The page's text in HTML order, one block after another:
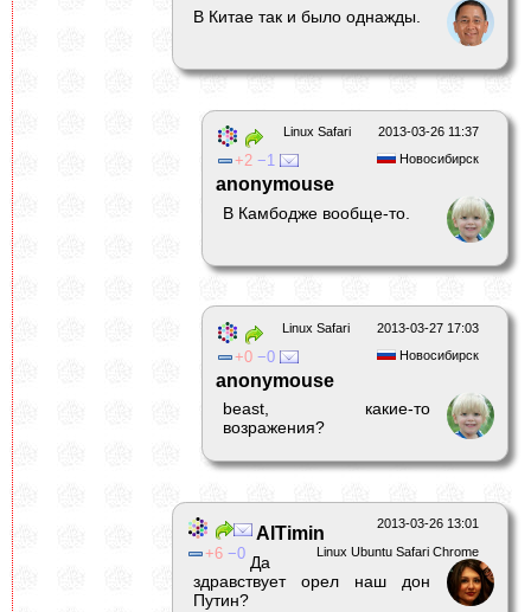
В Китае так и было однажды.
2013-03-26 11:37
Linux Safari
Новосибирск
2 1
anonymouse
В Камбодже вообще-то.
2013-03-27 17:03
Linux Safari
Новосибирск
0 0
anonymouse
beast, какие-то
возражения?
2013-03-26 13:01
Linux Ubuntu Safari Chrome
6 0
AlTimin
Да
здравствует орел наш дон
Путин?